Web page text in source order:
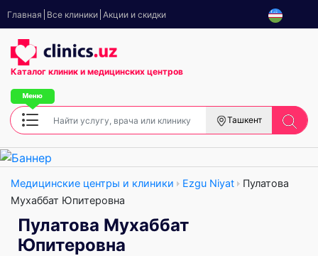
Главная Все клиники Акции и скидки
Каталог клиник и медицинских центров
Ташкент
Медицинские центры и клиники Ezgu Niyat
Пулатова
Мухаббат Юпитеровна
Пулатова Мухаббат
Юпитеровна